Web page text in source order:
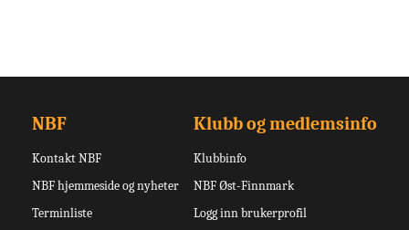
NBF
Kontakt NBF
NBF hjemmeside og nyheter
Terminliste
Klubb og medlemsinfo
Klubbinfo
NBF Øst-Finnmark
Logg inn brukerprofil